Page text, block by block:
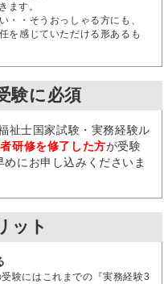
ます。
・・そうおっしゃる方にも、
を感じていただける形あるも
験に必須
祉士国家試験・実務経験ル
研修を修了した方が受験
にお申し込みくださいま
ット
験にはこれまでの『実務経験3